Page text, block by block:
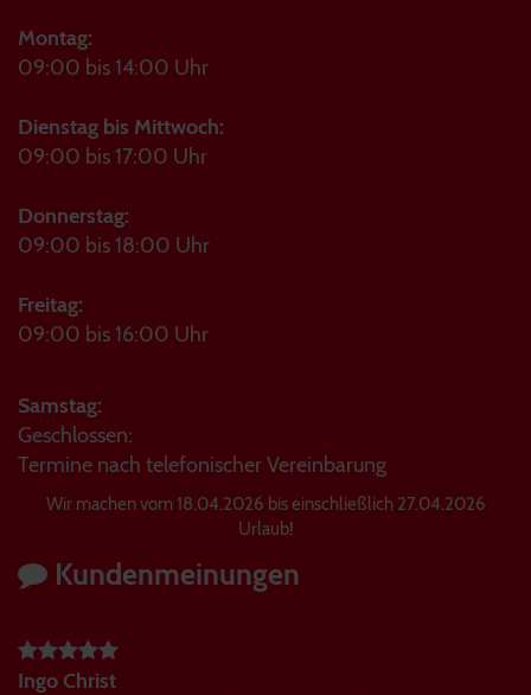
Montag:
09:00 bis 14:00 Uhr
Dienstag bis Mittwoch:
09:00 bis 17:00 Uhr
Donnerstag:
09:00 bis 18:00 Uhr
Freitag:
09:00 bis 16:00 Uhr
Samstag:
Geschlossen:
Termine nach telefonischer Vereinbarung
Wir machen vom 18.04.2026 bis einschließlich 27.04.2026
Urlaub!
Kundenmeinungen
Ingo Christ